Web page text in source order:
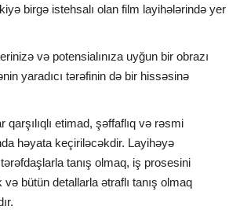
birgə istehsalı olan film layihələrində yer
və potensialınıza uyğun bir obrazı
yaradıcı tərəfinin də bir hissəsinə
qarşılıqlı etimad, şəffaflıq və rəsmi
həyata keçiriləcəkdir. Layihəyə
tanış olmaq, iş prosesini
bütün detallarla ətraflı tanış olmaq